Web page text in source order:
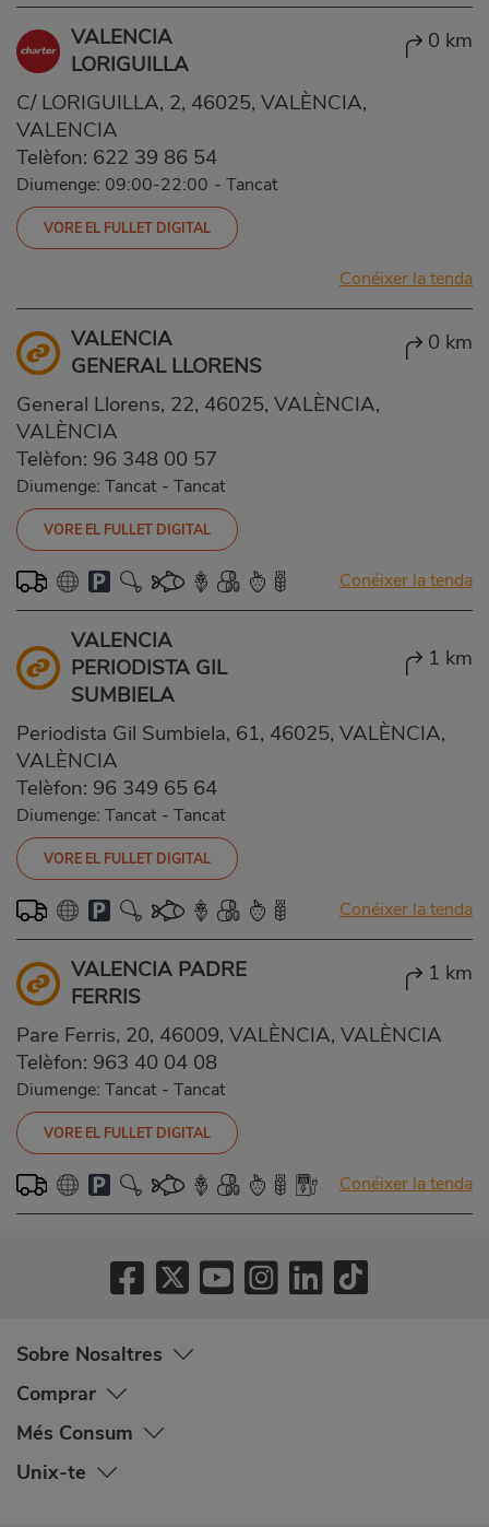
VALENCIA
LORIGUILLA
0 km
C/ LORIGUILLA, 2, 46025, VALÈNCIA,
VALENCIA
Telèfon: 622 39 86 54
Diumenge: 09:00-22:00 - Tancat
VORE EL FULLET DIGITAL
Conéixer la tenda
VALENCIA
GENERAL LLORENS
0 km
General Llorens, 22, 46025, VALÈNCIA,
VALÈNCIA
Telèfon: 96 348 00 57
Diumenge: Tancat - Tancat
VORE EL FULLET DIGITAL
Conéixer la tenda
VALENCIA
PERIODISTA GIL
SUMBIELA
1 km
Periodista Gil Sumbiela, 61, 46025, VALÈNCIA,
VALÈNCIA
Telèfon: 96 349 65 64
Diumenge: Tancat - Tancat
VORE EL FULLET DIGITAL
Conéixer la tenda
VALENCIA PADRE
FERRIS
1 km
Pare Ferris, 20, 46009, VALÈNCIA, VALÈNCIA
Telèfon: 963 40 04 08
Diumenge: Tancat - Tancat
VORE EL FULLET DIGITAL
Conéixer la tenda
Sobre Nosaltres
Comprar
Més Consum
Unix-te